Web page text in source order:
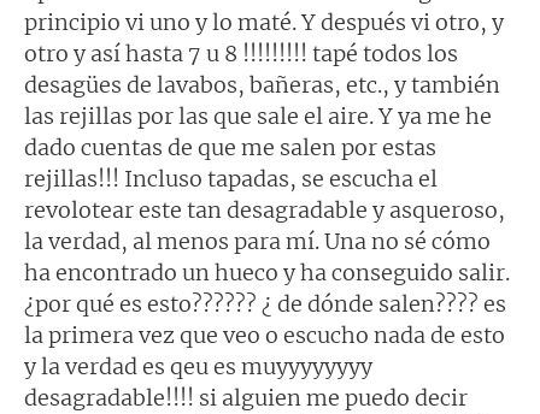
principio vi uno y lo maté. Y después vi otro, y
otro y así hasta 7 u 8 !!!!!!!!! tapé todos los
desagües de lavabos, bañeras, etc., y también
las rejillas por las que sale el aire. Y ya me he
dado cuentas de que me salen por estas
rejillas!!! Incluso tapadas, se escucha el
revolotear este tan desagradable y asqueroso,
la verdad, al menos para mí. Una no sé cómo
ha encontrado un hueco y ha conseguido salir.
¿por qué es esto?????? ¿ de dónde salen???? es
la primera vez que veo o escucho nada de esto
y la verdad es qeu es muyyyyyyyy
desagradable!!!! si alguien me puedo decir